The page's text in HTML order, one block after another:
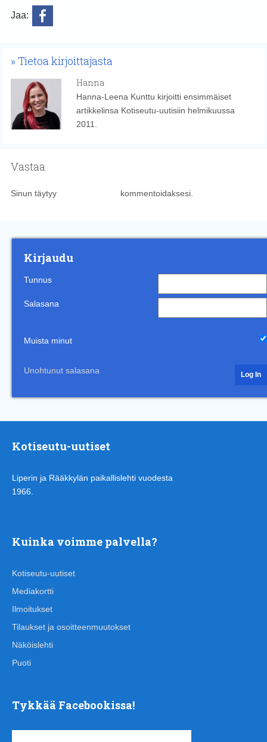
Jaa:
Tietoa kirjoittajasta
Hanna
Hanna-Leena Kunttu kirjoitti ensimmäiset
artikkelinsa Kotiseutu-uutisiin helmikuussa
2011.
Vastaa
Sinun täytyy kommentoidaksesi.
Kirjaudu
Tunnus
Salasana
Muista minut
Unohtunut salasana
Kotiseutu-uutiset
Liperin ja Rääkkylän paikallislehti vuodesta
1966.
Kuinka voimme palvella?
Kotiseutu-uutiset
Mediakortti
Ilmoitukset
Tilaukset ja osoitteenmuutokset
Näköislehti
Puoti
Tykkää Facebookissa!